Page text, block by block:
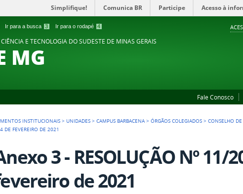
Ir para a busca 3 Ir para o rodapé 4
Simplifique! Comunica BR Participe Acesso à
E TECNOLOGIA DO SUDESTE DE MINAS GERAIS
MG
Fale Conosco
INSTITUCIONAIS > UNIDADES >CAMPUS BARBACENA >ÓRGÃOS COLEGIADOS >CONSELHO
DE FEVEREIRO DE 2021
3 - RESOLUÇÃO Nº 11/
de 2021